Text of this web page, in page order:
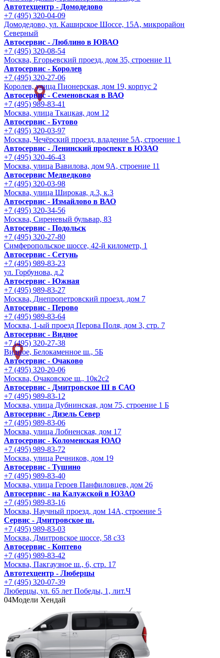
Автотехцентр - Домодедово
+7 (495) 320-04-09
Домодедово, ул. Каширское Шоссе, 15А, микрорайон
Северный
Автосервис - Люблино в ЮВАО
+7 (495) 320-08-54
Москва, Егорьевский проезд, дом 35, строение 11
Автосервис - Королев
+7 (495) 320-27-06
Королев, улица Пионерская, дом 19, корпус 2
Автосервис - Семеновская в ВАО
+7 (495) 989-83-41
Москва, улица Ткацкая, дом 12
Автосервис - Бутово
+7 (495) 320-03-97
Москва, Чечёрский проезд, владение 5А, строение 1
Автосервис - Ленинский проспект в ЮЗАО
+7 (495) 320-46-43
Москва, улица Вавилова, дом 9A, строение 11
Автосервис Медведково
+7 (495) 320-03-98
Москва, улица Широкая, д.3, к.3
Автосервис - Измайлово в ВАО
+7 (495) 320-34-56
Москва, Сиреневый бульвар, 83
Автосервис - Подольск
+7 (495) 320-27-80
Симферопольское шоссе, 42-й километр, 1
Автосервис - Сетунь
+7 (495) 989-83-23
ул. Горбунова, д.2
Автосервис - Южная
+7 (495) 989-83-27
Москва, Днепропетровский проезд, дом 7
Автосервис - Перово
+7 (495) 989-83-64
Москва, 1-ый проезд Перова Поля, дом 3, стр. 7
Автосервис - Видное
+7 (495) 320-27-38
Видное, Белокаменное ш., 5Б
Автосервис - Очаково
+7 (495) 320-20-06
Москва, Очаковское ш., 10к2с2
Автосервис - Дмитровское Ш в САО
+7 (495) 989-83-12
Москва, улица Дубнинская, дом 75, строение 1 Б
Автосервис - Дизель Север
+7 (495) 989-83-06
Москва, улица Лобненская, дом 17
Автосервис - Коломенская ЮАО
+7 (495) 989-83-72
Москва, улица Речников, дом 19
Автосервис - Тушино
+7 (495) 989-83-40
Москва, улица Героев Панфиловцев, дом 26
Автосервис - на Калужской в ЮЗАО
+7 (495) 989-83-16
Москва, Научный проезд, дом 14А, строение 5
Сервис - Дмитровское ш.
+7 (495) 989-83-03
Москва, Дмитровское шоссе, 58 с33
Автосервис - Коптево
+7 (495) 989-83-42
Москва, Пакгаузное ш., 6, стр. 17
Автотехцентр - Люберцы
+7 (495) 320-07-39
Люберцы, ул. 65 лет Победы, 1, лит.Ч
04Модели Хендай